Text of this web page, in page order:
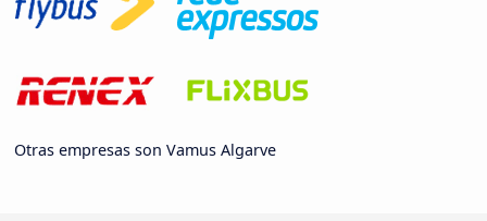
Otras empresas son Vamus Algarve